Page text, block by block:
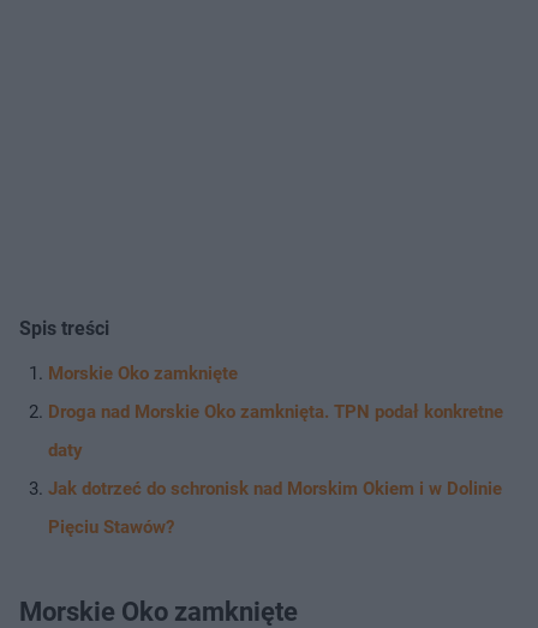
Spis treści
Morskie Oko zamknięte
Droga nad Morskie Oko zamknięta. TPN podał konkretne
daty
Jak dotrzeć do schronisk nad Morskim Okiem i w Dolinie
Pięciu Stawów?
Morskie Oko zamknięte